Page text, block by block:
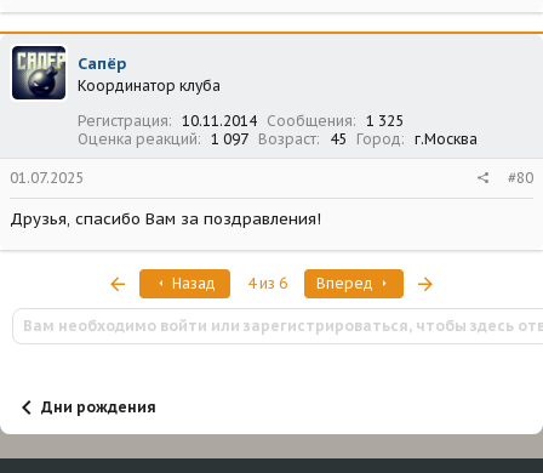
а
к
ц
и
и
Сапёр
Координатор клуба
Регистрация
10.11.2014 Сообщения
1 325
Оценка реакций
1 097 Возраст 45 Город г.Москва
01.07.2025 #80
Друзья, спасибо Вам за поздравления!
ПервыйНазад 4 из 6 Вперед
Вам необходимо войти или зарегистрироваться, чтобы здесь
Дни рождения